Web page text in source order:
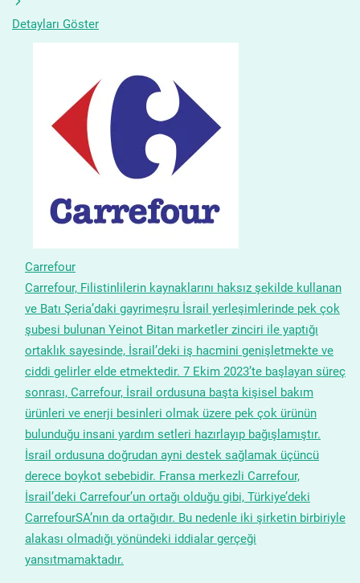
Detayları Göster
Carrefour
Carrefour, Filistinlilerin kaynaklarını haksız şekilde kullanan
ve Batı Şeria’daki gayrimeşru İsrail yerleşimlerinde pek çok
şubesi bulunan Yeinot Bitan marketler zinciri ile yaptığı
ortaklık sayesinde, İsrail’deki iş hacmini genişletmekte ve
ciddi gelirler elde etmektedir. 7 Ekim 2023’te başlayan süreç
sonrası, Carrefour, İsrail ordusuna başta kişisel bakım
ürünleri ve enerji besinleri olmak üzere pek çok ürünün
bulunduğu insani yardım setleri hazırlayıp bağışlamıştır.
İsrail ordusuna doğrudan ayni destek sağlamak üçüncü
derece boykot sebebidir. Fransa merkezli Carrefour,
İsrail’deki Carrefour’un ortağı olduğu gibi, Türkiye’deki
CarrefourSA’nın da ortağıdır. Bu nedenle iki şirketin birbiriyle
alakası olmadığı yönündeki iddialar gerçeği
yansıtmamaktadır.